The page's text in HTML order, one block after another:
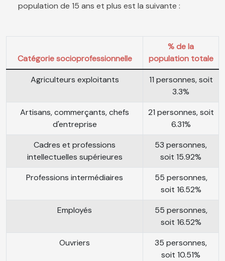
population de 15 ans et plus est la suivante :
Catégorie socioprofessionnelle
% de la
population totale
Agriculteurs exploitants
11 personnes, soit
3.3%
Artisans, commerçants, chefs
d'entreprise
21 personnes, soit
6.31%
Cadres et professions
intellectuelles supérieures
53 personnes,
soit 15.92%
Professions intermédiaires
55 personnes,
soit 16.52%
Employés
55 personnes,
soit 16.52%
Ouvriers
35 personnes,
soit 10.51%